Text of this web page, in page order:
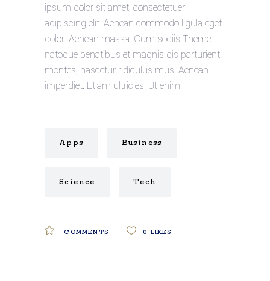
ipsum dolor sit amet, consectetuer
adipiscing elit. Aenean commodo ligula eget
dolor. Aenean massa. Cum sociis Theme
natoque penatibus et magnis dis parturient
montes, nascetur ridiculus mus. Aenean
imperdiet. Etiam ultricies. Ut enim.
Apps Business
Science Tech
COMMENTS 0 LIKES